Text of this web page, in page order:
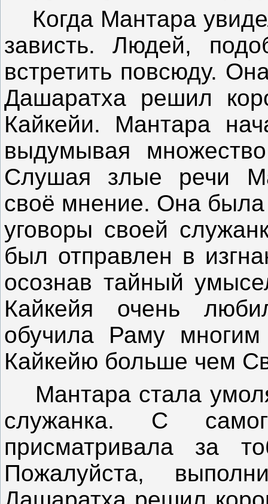
Когда Мантара
зависть. Людей,
встретить повсюду.
Дашаратха решил
Кайкейи. Мантара
выдумывая
Слушая злые речи
своё мнение. Она была
уговоры своей
был отправлен в
осознав тайный
Кайкейя очень
обучила Раму
Кайкейю больше чем
Мантара стала
служанка. С
присматривала за
Пожалуйста,